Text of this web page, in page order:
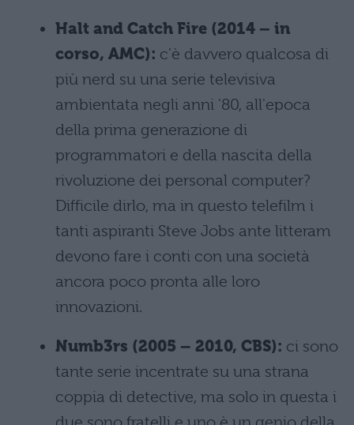
Halt and Catch Fire (2014 – in
corso, AMC): c'è davvero qualcosa di
più nerd su una serie televisiva
ambientata negli anni '80, all'epoca
della prima generazione di
programmatori e della nascita della
rivoluzione dei personal computer?
Difficile dirlo, ma in questo telefilm i
tanti aspiranti Steve Jobs ante litteram
devono fare i conti con una società
ancora poco pronta alle loro
innovazioni.
Numb3rs (2005 – 2010, CBS): ci sono
tante serie incentrate su una strana
coppia di detective, ma solo in questa i